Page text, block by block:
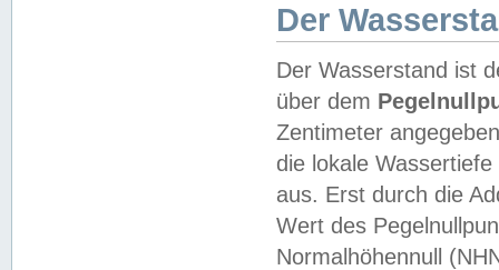
Der
Der Wasserstand ist
über dem
Zentimeter
die lokale
aus. Erst durch die
Wert des
Normalhöhennull